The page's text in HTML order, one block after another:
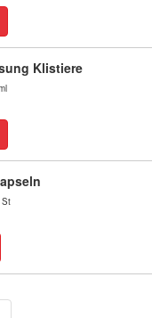
Klistiere
St